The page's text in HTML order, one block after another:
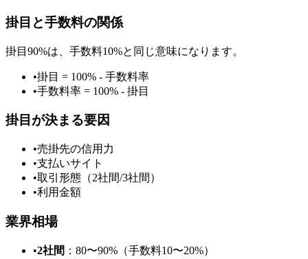
掛目と手数料の関係
掛目90%は、手数料10%と同じ意味になります。
•掛目 = 100% - 手数料率
•手数料率 = 100% - 掛目
掛目が決まる要因
•売掛先の信用力
•支払いサイト
•取引形態（2社間/3社間）
•利用金額
業界相場
•2社間 ：80〜90%（手数料10〜20%）